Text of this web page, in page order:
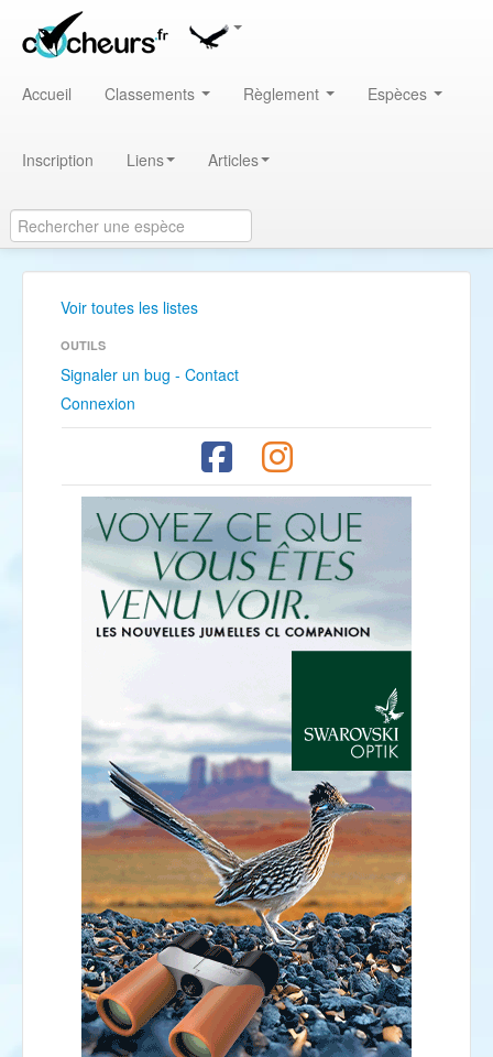
Accueil Classements Règlement Espèces
Inscription Liens Articles
Voir toutes les listes
OUTILS
Signaler un bug - Contact
Connexion